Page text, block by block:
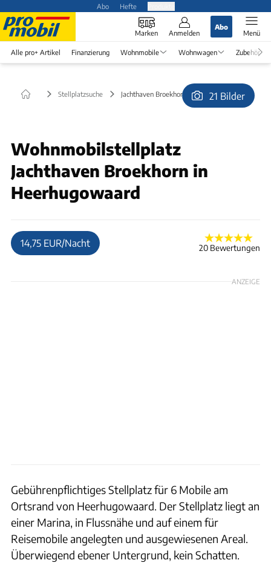
Abo Hefte
Marken Anmelden
Abo
Menü
Alle pro+ Artikel Finanzierung Wohnmobile Wohnwagen Zubehör
Stellplatzsuche Jachthaven Broekhorn in Heerhugowaard
21 Bilder
Wohnmobilstellplatz
Jachthaven Broekhorn in
Heerhugowaard
14,75 EUR/Nacht 20 Bewertungen
ANZEIGE
Gebührenpflichtiges Stellplatz für 6 Mobile am
Ortsrand von Heerhugowaard. Der Stellplatz liegt an
einer Marina, in Flussnähe und auf einem für
Reisemobile angelegten und ausgewiesenen Areal.
Überwiegend ebener Untergrund, kein Schatten.